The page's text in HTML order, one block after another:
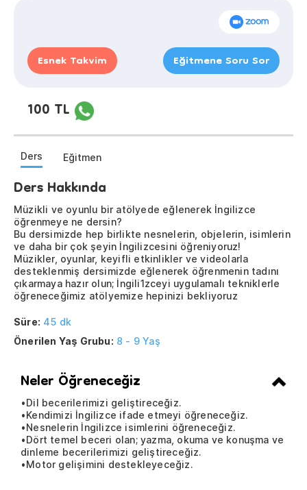
Esnek Takvim Eğitmene Soru Sor
100 TL
Ders Eğitmen
Ders Hakkında
Müzikli ve oyunlu bir atölyede eğlenerek İngilizce
öğrenmeye ne dersin?
Bu dersimizde hep birlikte nesnelerin, objelerin, isimlerin
ve daha bir çok şeyin İngilizcesini öğreniyoruz!
Müzikler, oyunlar, keyifli etkinlikler ve videolarla
desteklenmiş dersimizde eğlenerek öğrenmenin tadını
çıkarmaya hazır olun; İngili1zceyi uygulamalı tekniklerle
öğreneceğimiz atölyemize hepinizi bekliyoruz
Süre: 45 dk
Önerilen Yaş Grubu: 8 - 9 Yaş
Neler Öğreneceğiz
•Dil becerilerimizi geliştireceğiz.
•Kendimizi İngilizce ifade etmeyi öğreneceğiz.
•Nesnelerin İngilizce isimlerini öğreneceğiz.
•Dört temel beceri olan; yazma, okuma ve konuşma ve
dinleme becerilerimizi geliştireceğiz.
•Motor gelişimini destekleyeceğiz.